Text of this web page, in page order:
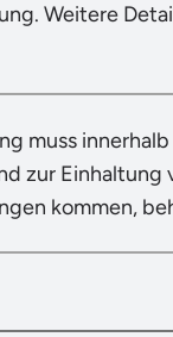
Weitere
muss
zur
kommen,